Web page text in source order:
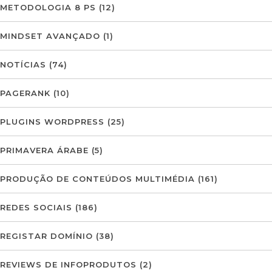
METODOLOGIA 8 PS (12)
MINDSET AVANÇADO (1)
NOTÍCIAS (74)
PAGERANK (10)
PLUGINS WORDPRESS (25)
PRIMAVERA ÁRABE (5)
PRODUÇÃO DE CONTEÚDOS MULTIMÉDIA (161)
REDES SOCIAIS (186)
REGISTAR DOMÍNIO (38)
REVIEWS DE INFOPRODUTOS (2)